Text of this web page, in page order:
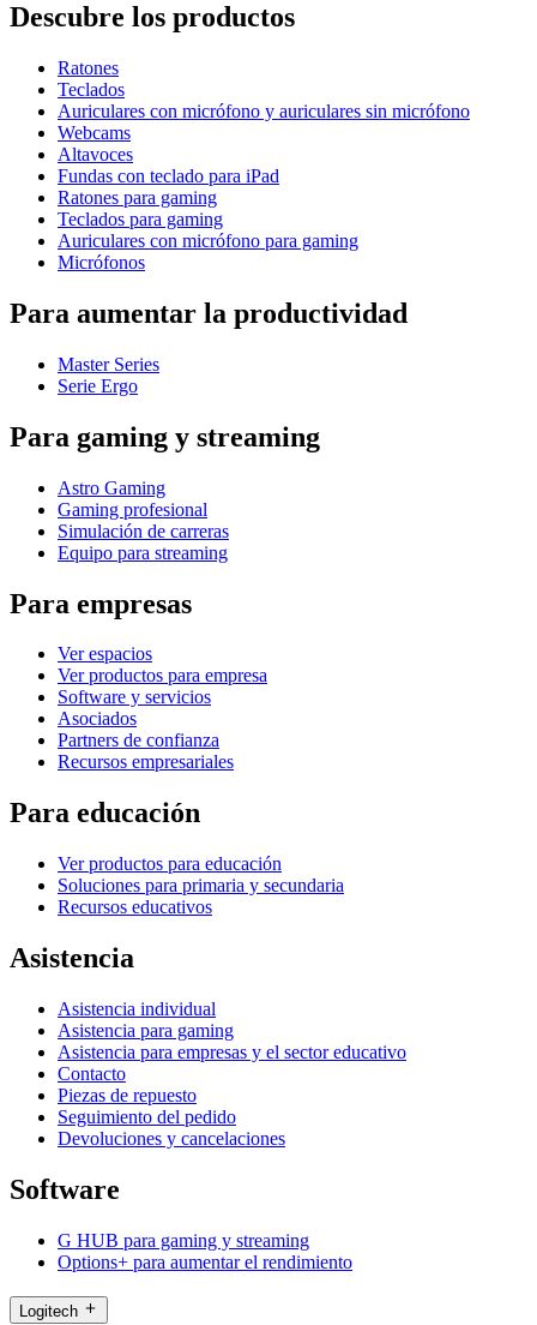
Descubre los productos
Ratones
Teclados
Auriculares con micrófono y auriculares sin micrófono
Webcams
Altavoces
Fundas con teclado para iPad
Ratones para gaming
Teclados para gaming
Auriculares con micrófono para gaming
Micrófonos
Para aumentar la productividad
Master Series
Serie Ergo
Para gaming y streaming
Astro Gaming
Gaming profesional
Simulación de carreras
Equipo para streaming
Para empresas
Ver espacios
Ver productos para empresa
Software y servicios
Asociados
Partners de confianza
Recursos empresariales
Para educación
Ver productos para educación
Soluciones para primaria y secundaria
Recursos educativos
Asistencia
Asistencia individual
Asistencia para gaming
Asistencia para empresas y el sector educativo
Contacto
Piezas de repuesto
Seguimiento del pedido
Devoluciones y cancelaciones
Software
G HUB para gaming y streaming
Options+ para aumentar el rendimiento
Logitech